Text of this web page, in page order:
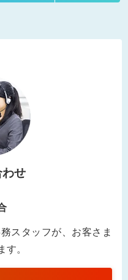
わせ
スタッフが、お客さま
す。